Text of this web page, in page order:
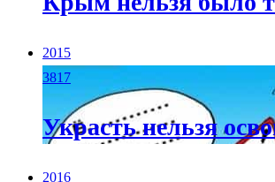
2015
3817
Украсть нельзя
2016